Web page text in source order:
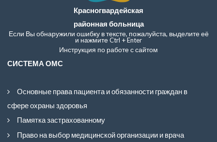
Красногвардейская
районная больница
Если Вы обнаружили ошибку в тексте, пожалуйста, выделите её
и нажмите Ctrl + Enter
Инструкция по работе с сайтом
СИСТЕМА ОМС
Основные права пациента и обязанности граждан в
сфере охраны здоровья
Памятка застрахованному
Право на выбор медицинской организации и врача